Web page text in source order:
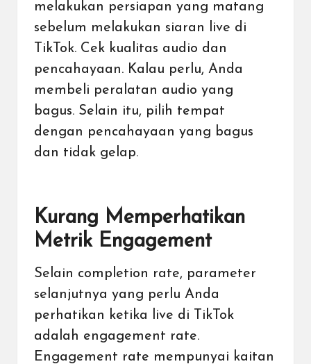
melakukan persiapan yang matang
sebelum melakukan siaran live di
TikTok. Cek kualitas audio dan
pencahayaan. Kalau perlu, Anda
membeli peralatan audio yang
bagus. Selain itu, pilih tempat
dengan pencahayaan yang bagus
dan tidak gelap.
Kurang Memperhatikan
Metrik Engagement
Selain completion rate, parameter
selanjutnya yang perlu Anda
perhatikan ketika live di TikTok
adalah engagement rate.
Engagement rate mempunyai kaitan